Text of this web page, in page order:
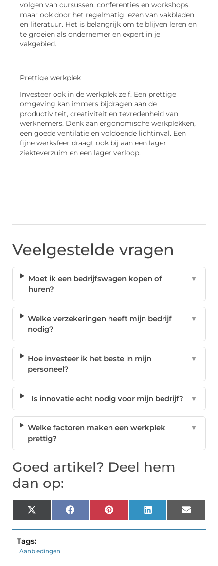
volgen van cursussen, conferenties en workshops,
maar ook door het regelmatig lezen van vakbladen
en literatuur. Het is belangrijk om te blijven leren en
te groeien als ondernemer en expert in je
vakgebied.
Prettige werkplek
Investeer ook in de werkplek zelf. Een prettige
omgeving kan immers bijdragen aan de
productiviteit, creativiteit en tevredenheid van
werknemers. Denk aan ergonomische werkplekken,
een goede ventilatie en voldoende lichtinval. Een
fijne werksfeer draagt ook bij aan een lager
ziekteverzuim en een lager verloop.
Veelgestelde vragen
Moet ik een bedrijfswagen kopen of
huren?
▼
Welke verzekeringen heeft mijn bedrijf
nodig?
▼
Hoe investeer ik het beste in mijn
personeel?
▼
Is innovatie echt nodig voor mijn bedrijf? ▼
Welke factoren maken een werkplek
prettig?
▼
Goed artikel? Deel hem
dan op:
X
(Twitter)
FacebookPinterest LinkedIn Email
Tags:
Aanbiedingen